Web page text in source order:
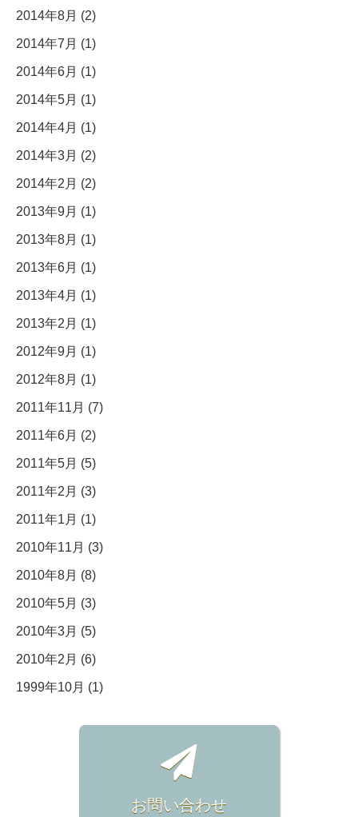
2014年8月 (2)
2014年7月 (1)
2014年6月 (1)
2014年5月 (1)
2014年4月 (1)
2014年3月 (2)
2014年2月 (2)
2013年9月 (1)
2013年8月 (1)
2013年6月 (1)
2013年4月 (1)
2013年2月 (1)
2012年9月 (1)
2012年8月 (1)
2011年11月 (7)
2011年6月 (2)
2011年5月 (5)
2011年2月 (3)
2011年1月 (1)
2010年11月 (3)
2010年8月 (8)
2010年5月 (3)
2010年3月 (5)
2010年2月 (6)
1999年10月 (1)
お問い合わせ